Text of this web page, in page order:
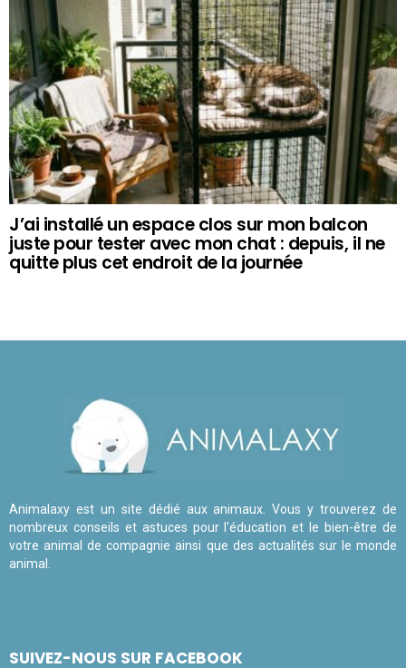
J’ai installé un espace clos sur mon balcon
juste pour tester avec mon chat : depuis, il ne
quitte plus cet endroit de la journée
Animalaxy est un site dédié aux animaux. Vous y trouverez de
nombreux conseils et astuces pour l'éducation et le bien-être de
votre animal de compagnie ainsi que des actualités sur le monde
animal.
SUIVEZ-NOUS SUR FACEBOOK